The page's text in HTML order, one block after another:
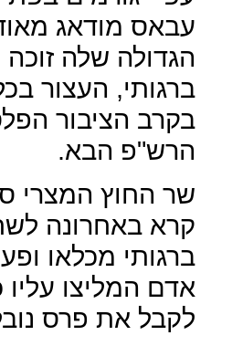
עבאס מודאג
הגדולה שלה זוכה
ברגותי, העצור
בקרב הציבור
הרש"פ הבא.
שר החוץ המצרי
קרא באחרונה
ברגותי מכלאו
אדם המליצו
לקבל את פרס